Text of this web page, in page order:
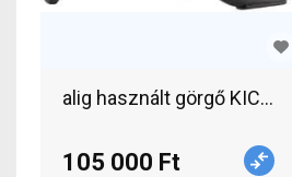
alig használt görgő
105 000 Ft